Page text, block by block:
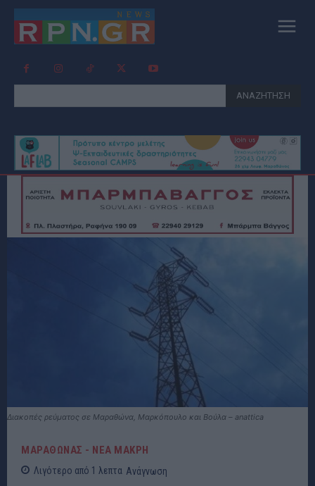
ΑΝΑΖΗΤΗΣΗ
Διακοπές ρεύματος σε Μαραθώνα, Μαρκόπουλο και Βούλα – anattica
ΜΑΡΑΘΩΝΑΣ - ΝΕΑ ΜΑΚΡΗ
Λιγότερο από 1 λεπτα Ανάγνωση